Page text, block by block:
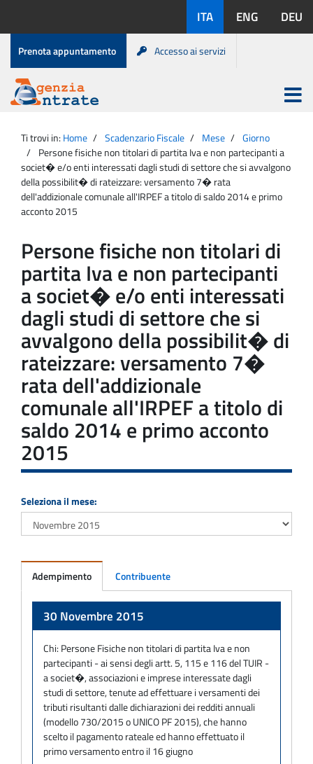
contenuto
disponibili:
ITA ENG DEU
Menu
di
servizio
Prenota appuntamento Accesso ai servizi
Agenzia
Entrate
Apri
menu
principale
Ti trovi in: Home Scadenzario Fiscale Mese
Giorno
Persone fisiche non titolari di partita Iva e non partecipanti a
societ� e/o enti interessati dagli studi di settore che si avvalgono
della possibilit� di rateizzare: versamento 7� rata
dell'addizionale comunale all'IRPEF a titolo di saldo 2014 e primo
acconto 2015
Persone fisiche non titolari di
partita Iva e non partecipanti
a societ� e/o enti interessati
dagli studi di settore che si
avvalgono della possibilit� di
rateizzare: versamento 7�
rata dell'addizionale
comunale all'IRPEF a titolo di
saldo 2014 e primo acconto
2015
Seleziona il mese:
Adempimento Contribuente
30 Novembre 2015
Chi: Persone Fisiche non titolari di partita Iva e non
partecipanti - ai sensi degli artt. 5, 115 e 116 del TUIR -
a societ�, associazioni e imprese interessate dagli
studi di settore, tenute ad effettuare i versamenti dei
tributi risultanti dalle dichiarazioni dei redditi annuali
(modello 730/2015 o UNICO PF 2015), che hanno
scelto il pagamento rateale ed hanno effettuato il
primo versamento entro il 16 giugno